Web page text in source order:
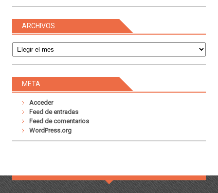
ARCHIVOS
META
Acceder
Feed de entradas
Feed de comentarios
WordPress.org